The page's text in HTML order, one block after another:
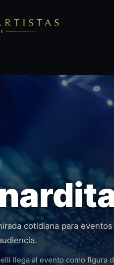
cotidiana para
llega al evento como figura